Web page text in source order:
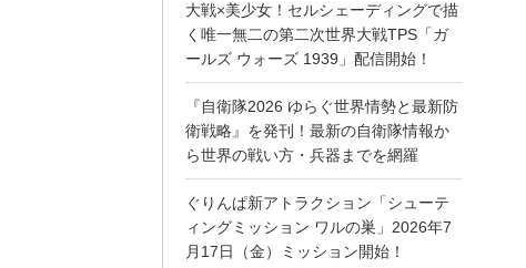
大戦×美少女！セルシェーディングで描
く唯一無二の第二次世界大戦TPS「ガ
ールズ ウォーズ 1939」配信開始！
『自衛隊2026 ゆらぐ世界情勢と最新防
衛戦略』を発刊！最新の自衛隊情報か
ら世界の戦い方・兵器までを網羅
ぐりんぱ新アトラクション「シューテ
ィングミッション ワルの巣」2026年7
月17日（金）ミッション開始！